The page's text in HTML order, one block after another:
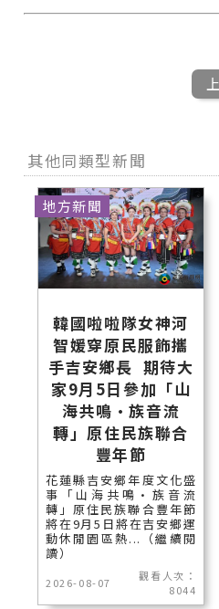
其他同類型新聞
韓國啦啦隊女神河
智媛穿原民服飾攜
手吉安鄉長 期待大
家9月5日參加「山
海共鳴•族音流
轉」原住民族聯合
豐年節
花蓮縣吉安鄉年度文化盛
事「山海共鳴•族音流
轉」原住民族聯合豐年節
將在9月5日將在吉安鄉運
動休閒園區熱...（繼續閱
讀）
2026-08-07
觀看人次：
8044
地方新聞